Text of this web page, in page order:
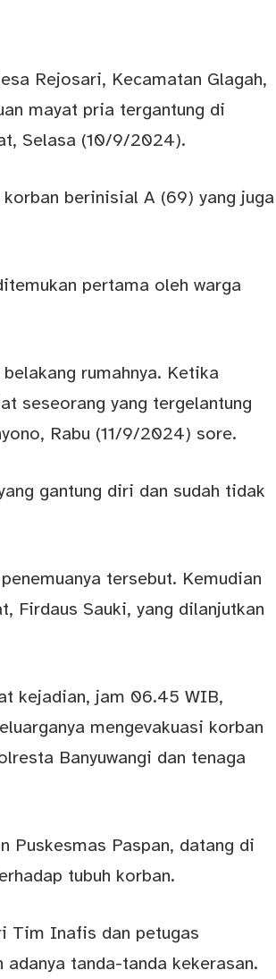
Rejosari, Kecamatan Glagah,
mayat pria tergantung di
Selasa (10/9/2024).
berinisial A (69) yang juga
pertama oleh warga
rumahnya. Ketika
seseorang yang tergelantung
Rabu (11/9/2024) sore.
gantung diri dan sudah tidak
tersebut. Kemudian
Firdaus Sauki, yang dilanjutkan
kejadian, jam 06.45 WIB,
mengevakuasi korban
Banyuwangi dan tenaga
Puskesmas Paspan, datang di
tubuh korban.
Tim Inafis dan petugas
tanda-tanda kekerasan.